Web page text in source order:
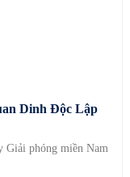
Dinh Độc Lập
Giải phóng miền Nam